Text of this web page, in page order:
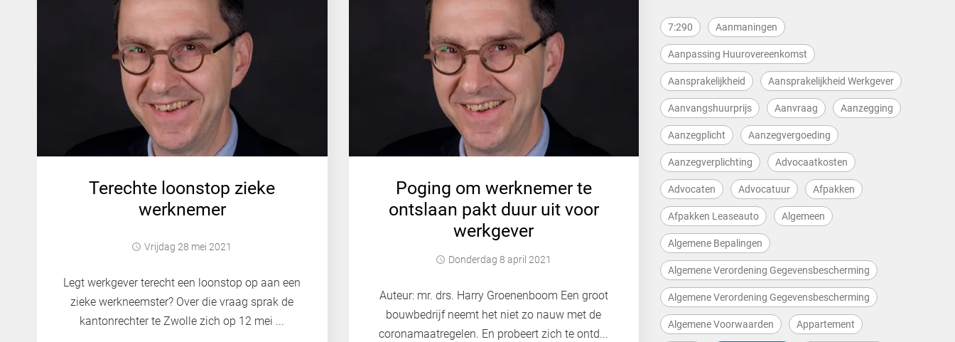
Terechte loonstop zieke
werknemer
vrijdag 28 mei 2021
Legt werkgever terecht een loonstop op aan een
zieke werkneemster? Over die vraag sprak de
kantonrechter te Zwolle zich op 12 mei ...
Poging om werknemer te
ontslaan pakt duur uit voor
werkgever
donderdag 8 april 2021
Auteur: mr. drs. Harry Groenenboom Een groot
bouwbedrijf neemt het niet zo nauw met de
coronamaatregelen. En probeert zich te ontd...
7:290 Aanmaningen
Aanpassing Huurovereenkomst
Aansprakelijkheid Aansprakelijkheid Werkgever
Aanvangshuurprijs Aanvraag Aanzegging
Aanzegplicht Aanzegvergoeding
Aanzegverplichting Advocaatkosten
Advocaten Advocatuur Afpakken
Afpakken Leaseauto Algemeen
Algemene Bepalingen
Algemene Verordening Gegevensbescherming
Algemene Verordening Gegevensbescherming
Algemene Voorwaarden Appartement